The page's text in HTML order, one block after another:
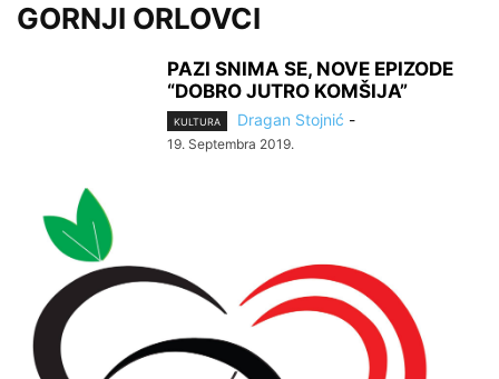
GORNJI ORLOVCI
PAZI SNIMA SE, NOVE EPIZODE
“DOBRO JUTRO KOMŠIJA”
KULTURA Dragan Stojnić -
19. Septembra 2019.